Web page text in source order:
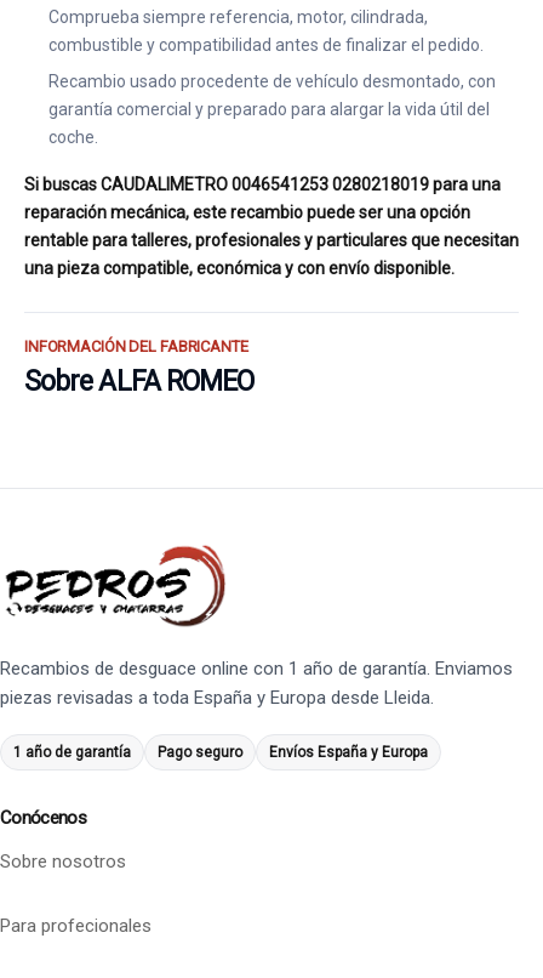
Comprueba siempre referencia, motor, cilindrada,
combustible y compatibilidad antes de finalizar el pedido.
Recambio usado procedente de vehículo desmontado, con
garantía comercial y preparado para alargar la vida útil del
coche.
Si buscas CAUDALIMETRO 0046541253 0280218019 para una
reparación mecánica, este recambio puede ser una opción
rentable para talleres, profesionales y particulares que necesitan
una pieza compatible, económica y con envío disponible.
INFORMACIÓN DEL FABRICANTE
Sobre ALFA ROMEO
Recambios de desguace online con 1 año de garantía. Enviamos
piezas revisadas a toda España y Europa desde Lleida.
1 año de garantía Pago seguro Envíos España y Europa
Conócenos
Sobre nosotros
Para profecionales